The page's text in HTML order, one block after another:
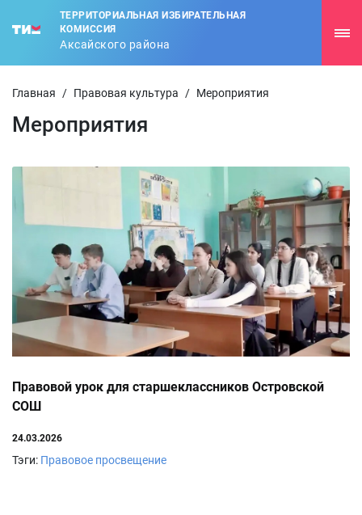
ТЕРРИТОРИАЛЬНАЯ ИЗБИРАТЕЛЬНАЯ
КОМИССИЯ
Аксайского района
Главная / Правовая культура / Мероприятия
Мероприятия
Правовой урок для старшеклассников Островской
СОШ
24.03.2026
Тэги: Правовое просвещение